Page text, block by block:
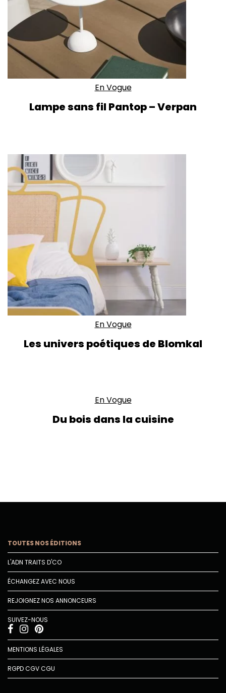
En Vogue
Lampe sans fil Pantop – Verpan
En Vogue
Les univers poétiques de Blomkal
En Vogue
Du bois dans la cuisine
TOUTES NOS ÉDITIONS
L'ADN TRAITS D'CO
ÉCHANGEZ AVEC NOUS
REJOIGNEZ NOS ANNONCEURS
SUIVEZ-NOUS
MENTIONS LÉGALES
RGPDCGVCGU